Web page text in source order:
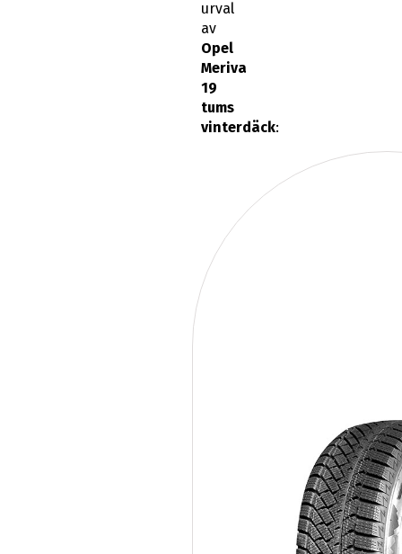
Opel
Meriva
19
tums
vinterdäck